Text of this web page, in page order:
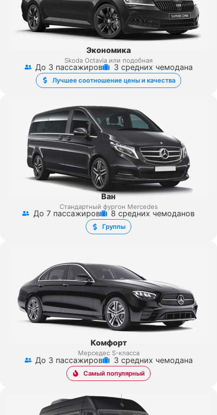
Экономика
Skoda Octavia или подобная
До 3 пассажиров 3 средних чемодана
Лучшее соотношение цены и качества
Ван
Стандартный фургон Mercedes
До 7 пассажиров 8 средних чемоданов
Группы
Комфорт
Мерседес S-класса
До 3 пассажиров 3 средних чемодана
Самый популярный